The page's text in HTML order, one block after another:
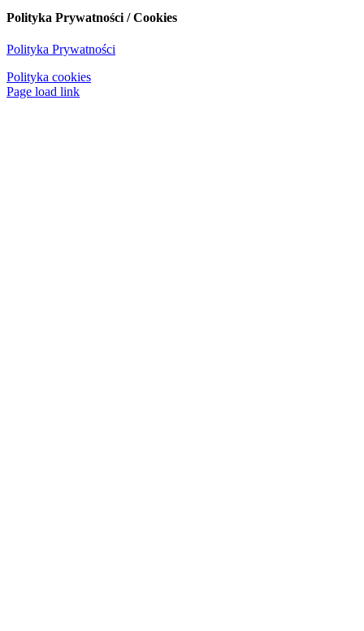
Polityka Prywatności / Cookies
Polityka Prywatności
Polityka cookies
Page load link